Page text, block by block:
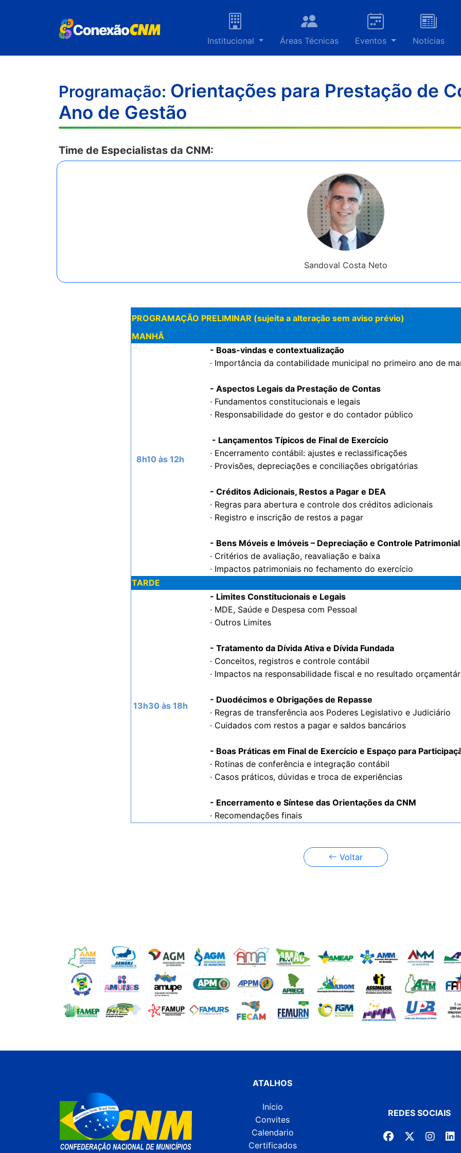
Institucional Áreas Técnicas Eventos Notícias
Programação: Orientações para Prestação de
Ano de Gestão
Time de Especialistas da CNM:
Sandoval Costa Neto
PROGRAMAÇÃO PRELIMINAR (sujeita a alteração sem aviso prévio)
MANHÃ
8h10 às 12h
- Boas-vindas e contextualização
· Importância da contabilidade municipal no primeiro ano de
- Aspectos Legais da Prestação de Contas
· Fundamentos constitucionais e legais
· Responsabilidade do gestor e do contador público
- Lançamentos Típicos de Final de Exercício
· Encerramento contábil: ajustes e reclassificações
· Provisões, depreciações e conciliações obrigatórias
- Créditos Adicionais, Restos a Pagar e DEA
· Regras para abertura e controle dos créditos adicionais
· Registro e inscrição de restos a pagar
- Bens Móveis e Imóveis – Depreciação e Controle Patrimonial
· Critérios de avaliação, reavaliação e baixa
· Impactos patrimoniais no fechamento do exercício
TARDE
13h30 às 18h
- Limites Constitucionais e Legais
· MDE, Saúde e Despesa com Pessoal
· Outros Limites
- Tratamento da Dívida Ativa e Dívida Fundada
· Conceitos, registros e controle contábil
· Impactos na responsabilidade fiscal e no resultado
- Duodécimos e Obrigações de Repasse
· Regras de transferência aos Poderes Legislativo e Judiciário
· Cuidados com restos a pagar e saldos bancários
- Boas Práticas em Final de Exercício e Espaço para
· Rotinas de conferência e integração contábil
· Casos práticos, dúvidas e troca de experiências
- Encerramento e Síntese das Orientações da CNM
· Recomendações finais
Voltar
ATALHOS
Início
Convites
Calendario
Certificados
REDES SOCIAIS